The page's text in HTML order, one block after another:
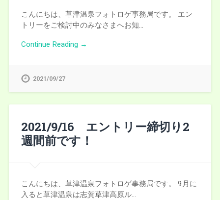
こんにちは、草津温泉フォトロゲ事務局です。 エン
トリーをご検討中のみなさまへお知…
Continue Reading →
2021/09/27
2021/9/16 エントリー締切り2
週間前です！
こんにちは、草津温泉フォトロゲ事務局です。 9月に
入ると草津温泉は志賀草津高原ル…